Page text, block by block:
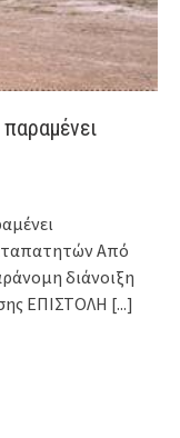
Από
διάνοιξη
ΕΠΙΣΤΟΛΗ [...]